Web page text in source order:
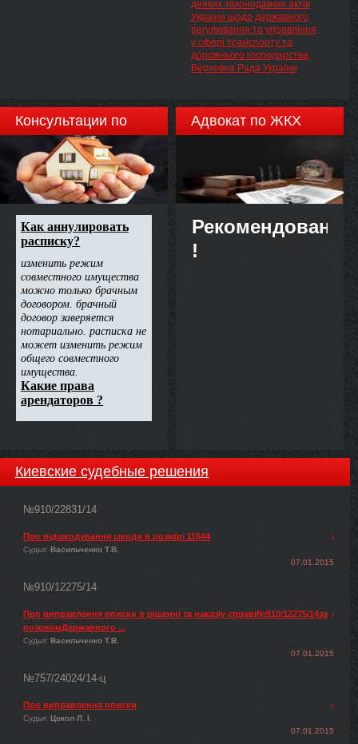
вимог законодавства України
НАКАЗУЮ:
деяких законодавчих актів
України щодо державного
регулювання та управління
у сфері транспорту та
дорожнього господарства,
Верховна Рада України
Консультации по
недвижимости
Адвокат по ЖКХ
Рекомендовано
!
Киевские судебные решения
№910/22831/14
Про відшкодування шкоди в розмірі 11644
Судья: Васильченко Т.В.
07.01.2015
№910/12275/14
Про виправлення описки в рішенні та наказіу справі№910/12275/14за
позовомДержавного ...
Судья: Васильченко Т.В.
07.01.2015
№757/24024/14-ц
Про виправлення описки
Судья: Цокол Л. І.
07.01.2015